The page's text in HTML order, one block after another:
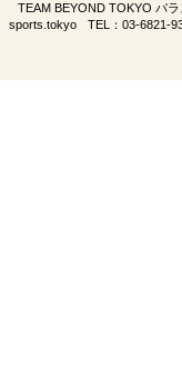
TEAM BEYOND TOKYO パ
sports.tokyoTEL： 03-6821-